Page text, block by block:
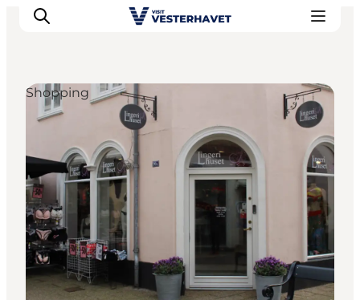
Erlebnisse
Unsere Städte
Essen & Übernachtung
Tickets kaufen
Plane deine Reise
Shopping